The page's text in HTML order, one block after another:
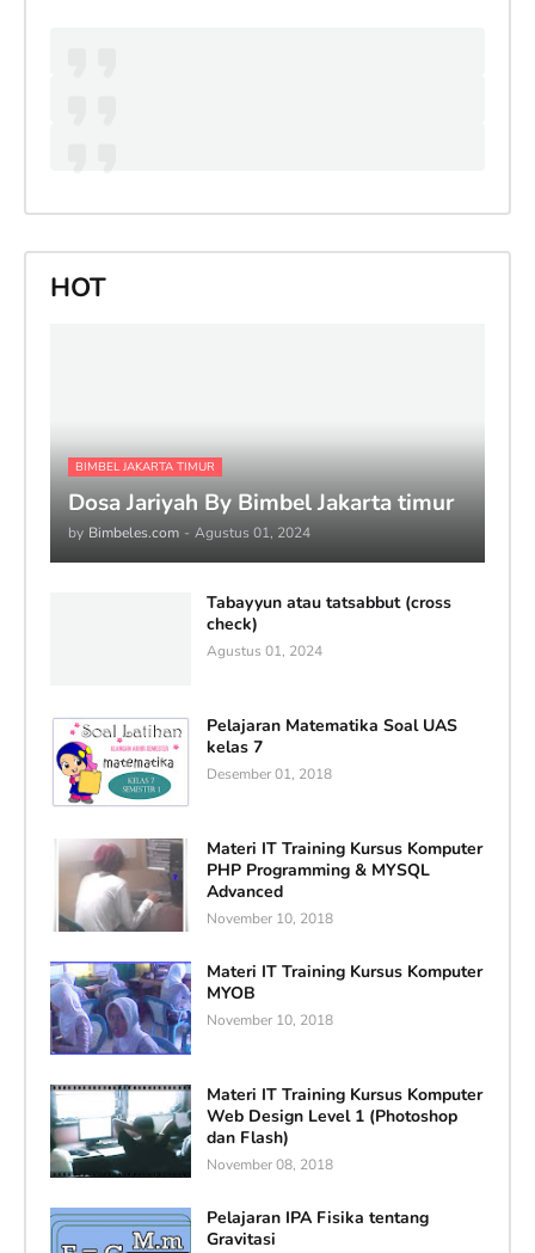
HOT
BIMBEL JAKARTA TIMUR
Dosa Jariyah By Bimbel Jakarta timur
by Bimbeles.com - Agustus 01, 2024
Tabayyun atau tatsabbut (cross
check)
Agustus 01, 2024
Pelajaran Matematika Soal UAS
kelas 7
Desember 01, 2018
Materi IT Training Kursus Komputer
PHP Programming & MYSQL
Advanced
November 10, 2018
Materi IT Training Kursus Komputer
MYOB
November 10, 2018
Materi IT Training Kursus Komputer
Web Design Level 1 (Photoshop
dan Flash)
November 08, 2018
Pelajaran IPA Fisika tentang
Gravitasi